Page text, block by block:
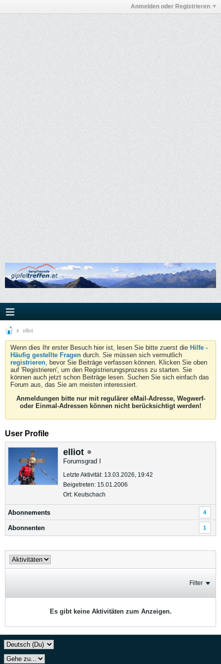
Anmelden oder Registrieren
elliot
Wenn dies Ihr erster Besuch hier ist, lesen Sie bitte zuerst die Hilfe -
Häufig gestellte Fragen durch. Sie müssen sich vermutlich
registrieren, bevor Sie Beiträge verfassen können. Klicken Sie oben
auf 'Registrieren', um den Registrierungsprozess zu starten. Sie
können auch jetzt schon Beiträge lesen. Suchen Sie sich einfach das
Forum aus, das Sie am meisten interessiert.
Anmeldungen bitte nur mit regulärer eMail-Adresse, Wegwerf-
oder Einmal-Adressen können nicht berücksichtigt werden!
User Profile
elliot
Forumsgrad I
Letzte Aktivität: 13.03.2026, 19:42
Beigetreten: 15.01.2006
Ort: Keutschach
Abonnements 4
Abonnenten 1
Filter
Es gibt keine Aktivitäten zum Anzeigen.